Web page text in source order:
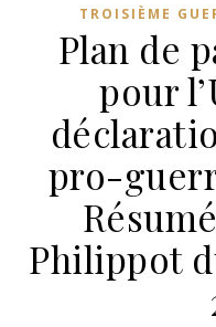
TROISIÈME
Plan de
pour
pro-
Philippot